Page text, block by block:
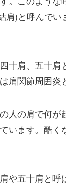
肩)と呼んで
十肩、五十
肩関節周囲炎
人の肩で何
います。酷
や五十肩と